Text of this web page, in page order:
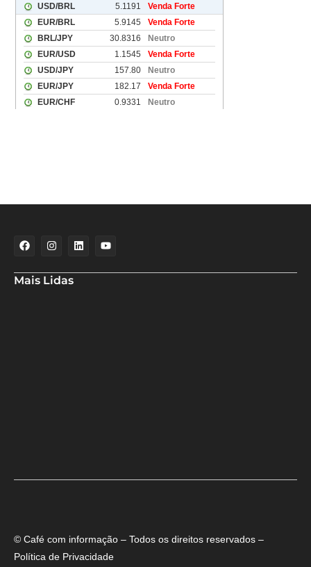
Mais Lidas
© Café com informação – Todos os direitos reservados –
Política de Privacidade